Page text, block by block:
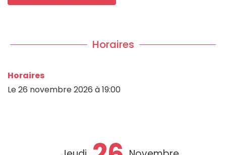
Horaires
Horaires
Le26 novembre 2026 à 19:00